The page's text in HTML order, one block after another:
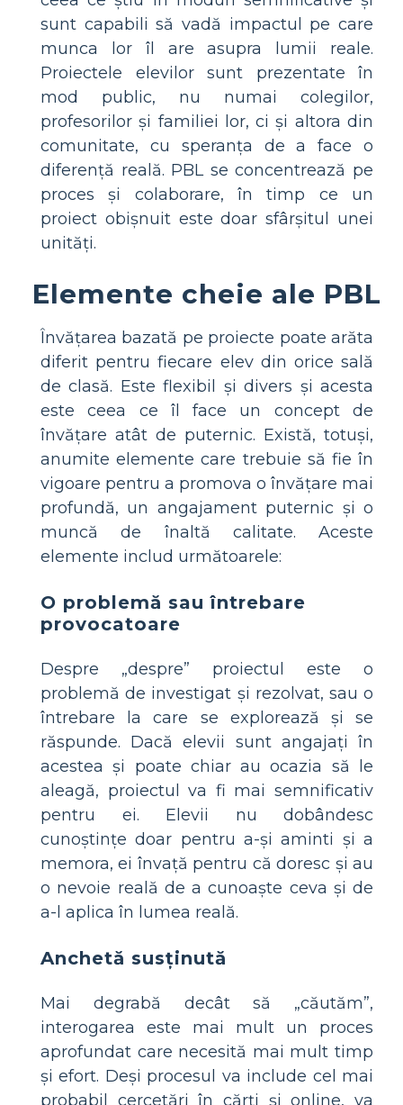
sunt capabili să vadă impactul pe care
munca lor îl are asupra lumii reale.
Proiectele elevilor sunt prezentate în
mod public, nu numai colegilor,
profesorilor și familiei lor, ci și altora din
comunitate, cu speranța de a face o
diferență reală. PBL se concentrează pe
proces și colaborare, în timp ce un
proiect obișnuit este doar sfârșitul unei
unități.
Elemente cheie ale PBL
Învățarea bazată pe proiecte poate arăta
diferit pentru fiecare elev din orice sală
de clasă. Este flexibil și divers și acesta
este ceea ce îl face un concept de
învățare atât de puternic. Există, totuși,
anumite elemente care trebuie să fie în
vigoare pentru a promova o învățare mai
profundă, un angajament puternic și o
muncă de înaltă calitate. Aceste
elemente includ următoarele:
O problemă sau întrebare
provocatoare
Despre „despre” proiectul este o
problemă de investigat și rezolvat, sau o
întrebare la care se explorează și se
răspunde. Dacă elevii sunt angajați în
acestea și poate chiar au ocazia să le
aleagă, proiectul va fi mai semnificativ
pentru ei. Elevii nu dobândesc
cunoștințe doar pentru a-și aminti și a
memora, ei învață pentru că doresc și au
o nevoie reală de a cunoaște ceva și de
a-l aplica în lumea reală.
Anchetă susținută
Mai degrabă decât să „căutăm”,
interogarea este mai mult un proces
aprofundat care necesită mai mult timp
și efort. Deși procesul va include cel mai
probabil cercetări în cărți și online, va